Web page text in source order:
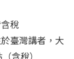
稅
臺灣講者，大
含稅）